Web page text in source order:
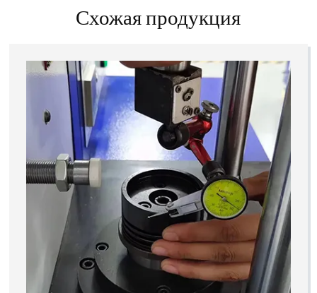
Схожая продукция